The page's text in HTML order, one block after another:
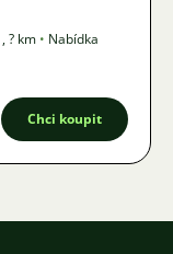
,? km • Nabídka
Chci koupit